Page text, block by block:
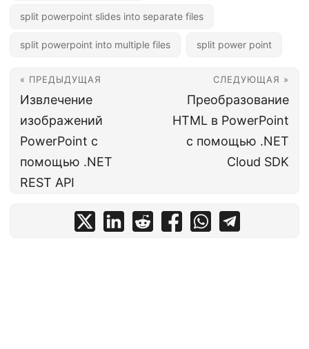
split powerpoint slides into separate files
split powerpoint into multiple files split power point
« ПРЕДЫДУЩАЯ
Извлечение
изображений
PowerPoint с
помощью .NET
REST API
СЛЕДУЮЩАЯ »
Преобразование
HTML в PowerPoint
с помощью .NET
Cloud SDK